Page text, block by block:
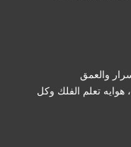
والعمق
هوايه تعلم الفلك وكل